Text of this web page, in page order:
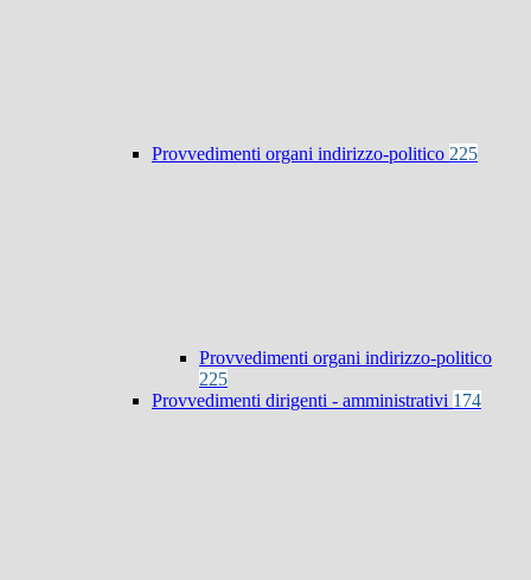
Provvedimenti organi indirizzo-politico 225
Provvedimenti organi indirizzo-politico
225
Provvedimenti dirigenti - amministrativi 174